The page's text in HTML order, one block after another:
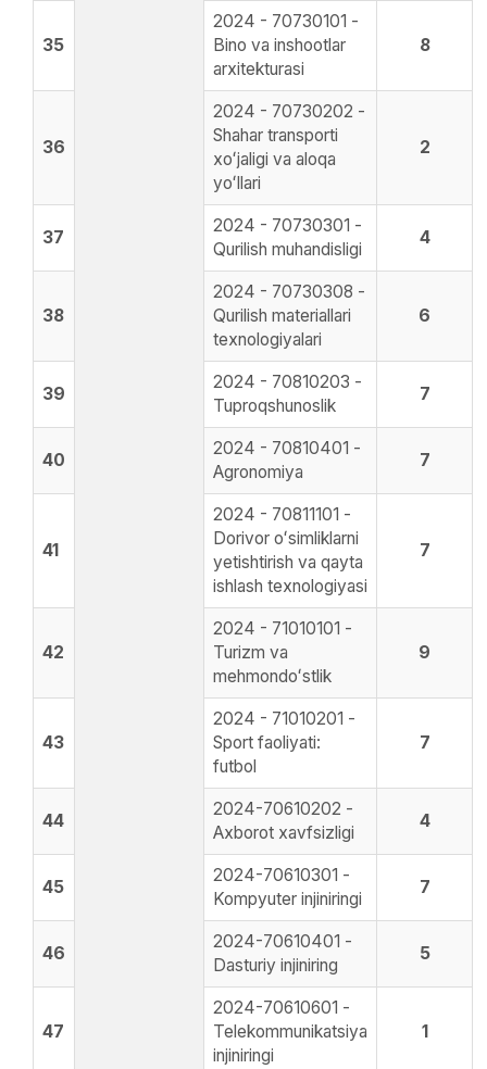
35
2024 - 70730101 -
Bino va inshootlar
arxitekturasi
8
36
2024 - 70730202 -
Shahar transporti
xoʻjaligi va aloqa
yoʻllari
2
37
2024 - 70730301 -
Qurilish muhandisligi
4
38
2024 - 70730308 -
Qurilish materiallari
texnologiyalari
6
39
2024 - 70810203 -
Tuproqshunoslik
7
40
2024 - 70810401 -
Agronomiya
7
41
2024 - 70811101 -
Dorivor oʻsimliklarni
yetishtirish va qayta
ishlash texnologiyasi
7
42
2024 - 71010101 -
Turizm va
mehmondoʻstlik
9
43
2024 - 71010201 -
Sport faoliyati:
futbol
7
44
2024-70610202 -
Axborot xavfsizligi
4
45
2024-70610301 -
Kompyuter injiniringi
7
46
2024-70610401 -
Dasturiy injiniring
5
47
2024-70610601 -
Telekommunikatsiya
injiniringi
1